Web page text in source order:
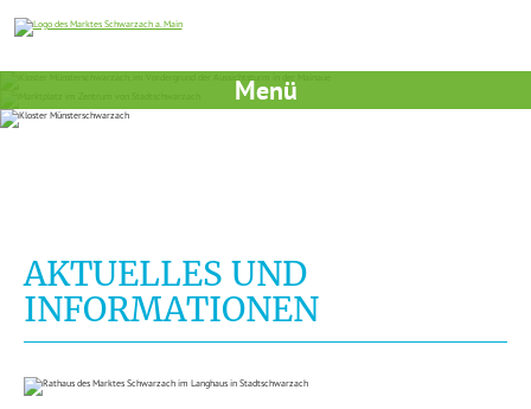
Menü
AKTUELLES UND
INFORMATIONEN